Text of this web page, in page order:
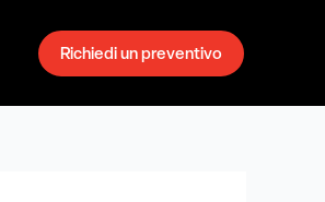
Richiedi un preventivo